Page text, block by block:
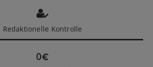
Redaktionelle Kontrolle